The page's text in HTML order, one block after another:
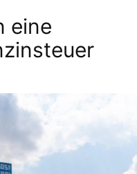
eine